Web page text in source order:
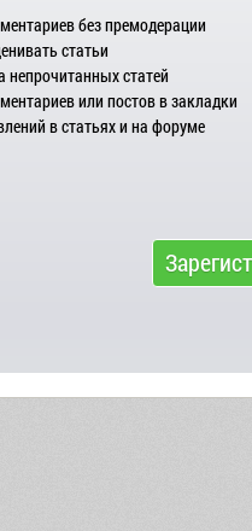
без премодерации
статьи
непрочитанных статей
или постов в закладки
в статьях и на форуме